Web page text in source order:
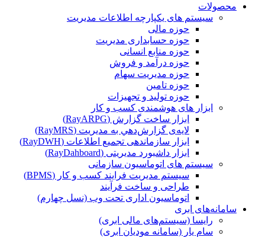
محصولات
سیستم های یکپارچه اطلاعات مدیریت
حوزه مالی
حوزه حسابداری مدیریت
حوزه منابع انسانی
حوزه درآمد و فروش
حوزه مدیریت سهام
حوزه تامین
حوزه تولید و تجهیزات
ابزار های هوشمندی کسب و کار
ابزار ساخت گزارش (RayARPG)
لایه‌ی گزارش‌دهي به مديريت (RayMRS)
ابزار سازماندهی تجمیع اطلاعات (RayDWH)
ابزار داشبورد مدیریتی (RayDahboard)
سیستم های اتوماسیون سازمانی
سیستم مدیریت فرایند کسب و کار (BPMS)
طراحی و ساخت فرآیند
اتوماسیون اداری تحت وب (نسل چهارم)
سامانه‌های ابری
رایسا (سیستم‌های مالی ابری)
سام یار (سامانه مودیان ابری)